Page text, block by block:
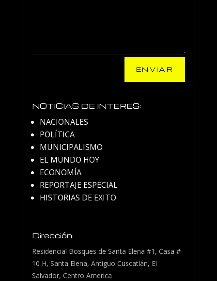
ENVIAR
NOTICIAS DE INTERES:
NACIONALES
POLÍTICA
MUNICIPALISMO
EL MUNDO HOY
ECONOMÍA
REPORTAJE ESPECIAL
HISTORIAS DE EXITO
Dirección:
Residencial Bosques de Santa Elena #1, Casa #
10 H, Santa Elena, Antiguo Cuscatlán, El
Salvador, Centro America